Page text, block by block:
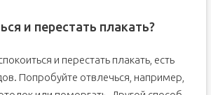
и перестать плакать?
и перестать плакать, есть
Попробуйте отвлечься, например,